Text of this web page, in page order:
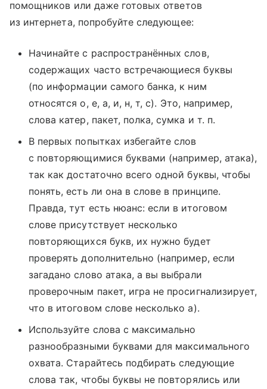
помощников или даже готовых ответов
из интернета, попробуйте следующее:
Начинайте с распространённых слов,
содержащих часто встречающиеся буквы
(по информации самого банка, к ним
относятся о, е, а, и, н, т, с). Это, например,
слова катер, пакет, полка, сумка и т. п.
В первых попытках избегайте слов
с повторяющимися буквами (например, атака),
так как достаточно всего одной буквы, чтобы
понять, есть ли она в слове в принципе.
Правда, тут есть нюанс: если в итоговом
слове присутствует несколько
повторяющихся букв, их нужно будет
проверять дополнительно (например, если
загадано слово атака, а вы выбрали
проверочным пакет, игра не просигнализирует,
что в итоговом слове несколько а).
Используйте слова с максимально
разнообразными буквами для максимального
охвата. Старайтесь подбирать следующие
слова так, чтобы буквы не повторялись или